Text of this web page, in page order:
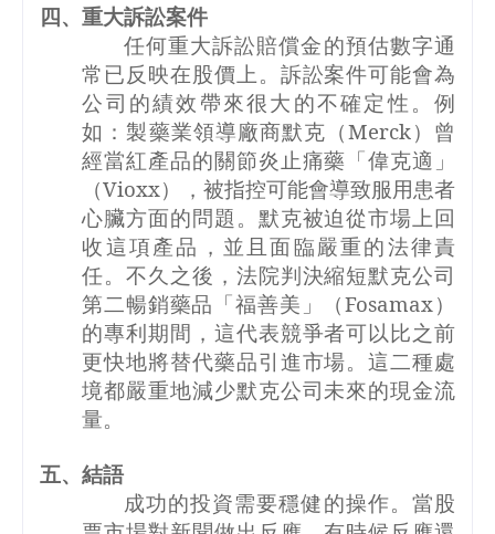
四、重大訴訟案件
任何重大訴訟賠償金的預估數字通
常已反映在股價上。訴訟案件可能會為
公司的績效帶來很大的不確定性。例
如：製藥業領導廠商默克（Merck）曾
經當紅產品的關節炎止痛藥「偉克適」
（Vioxx），被指控可能會導致服用患者
心臟方面的問題。默克被迫從市場上回
收這項產品，並且面臨嚴重的法律責
任。不久之後，法院判決縮短默克公司
第二暢銷藥品「福善美」（Fosamax）
的專利期間，這代表競爭者可以比之前
更快地將替代藥品引進市場。這二種處
境都嚴重地減少默克公司未來的現金流
量。
五、結語
成功的投資需要穩健的操作。當股